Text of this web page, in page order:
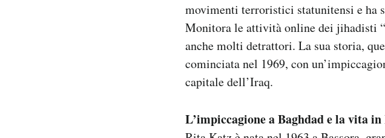
movimenti terroristici statunitensi e ha
Monitora le attività online dei jihadisti
anche molti detrattori. La sua storia,
cominciata nel 1969, con
capitale dell’Iraq.
L’impiccagione a Baghdad e la vita